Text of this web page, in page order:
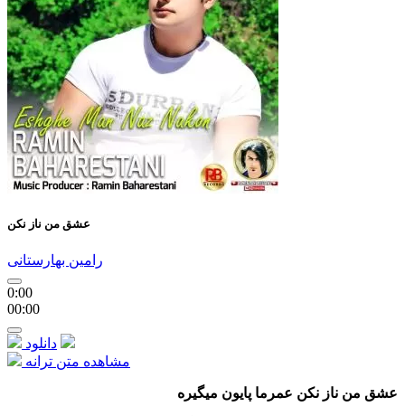
عشق من ناز نکن
رامین بهارستانی
0:00
00:00
دانلود
مشاهده متن ترانه
عشق من ناز نکن عمرما پایون میگیره